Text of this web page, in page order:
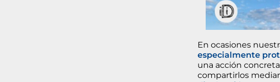
En ocasiones
especialmente
una acción
compartirlos